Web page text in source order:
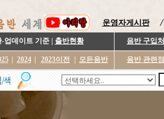
운영자게시판
업데이트 기준 | 출반현황 음반 구입
2024 2023이전 모든음반 음반 관련